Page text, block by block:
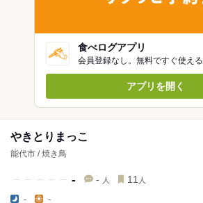
食べログアプリ
会員登録なし。無料ですぐ使える
アプリを開く
やきとりまっこ
能代市 / 焼き鳥
- - 人 11 人
- -